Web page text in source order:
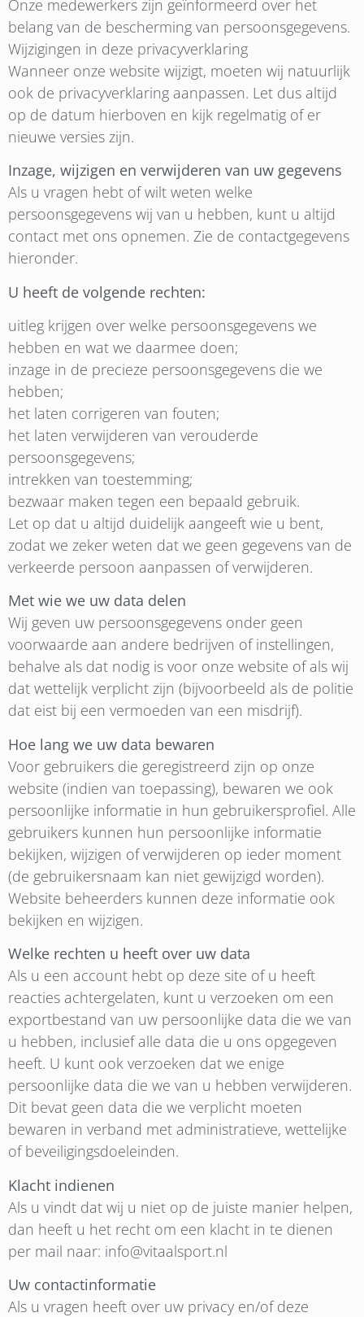
Onze medewerkers zijn geïnformeerd over het
belang van de bescherming van persoonsgegevens.
Wijzigingen in deze privacyverklaring
Wanneer onze website wijzigt, moeten wij natuurlijk
ook de privacyverklaring aanpassen. Let dus altijd
op de datum hierboven en kijk regelmatig of er
nieuwe versies zijn.
Inzage, wijzigen en verwijderen van uw gegevens
Als u vragen hebt of wilt weten welke
persoonsgegevens wij van u hebben, kunt u altijd
contact met ons opnemen. Zie de contactgegevens
hieronder.
U heeft de volgende rechten:
uitleg krijgen over welke persoonsgegevens we
hebben en wat we daarmee doen;
inzage in de precieze persoonsgegevens die we
hebben;
het laten corrigeren van fouten;
het laten verwijderen van verouderde
persoonsgegevens;
intrekken van toestemming;
bezwaar maken tegen een bepaald gebruik.
Let op dat u altijd duidelijk aangeeft wie u bent,
zodat we zeker weten dat we geen gegevens van de
verkeerde persoon aanpassen of verwijderen.
Met wie we uw data delen
Wij geven uw persoonsgegevens onder geen
voorwaarde aan andere bedrijven of instellingen,
behalve als dat nodig is voor onze website of als wij
dat wettelijk verplicht zijn (bijvoorbeeld als de politie
dat eist bij een vermoeden van een misdrijf).
Hoe lang we uw data bewaren
Voor gebruikers die geregistreerd zijn op onze
website (indien van toepassing), bewaren we ook
persoonlijke informatie in hun gebruikersprofiel. Alle
gebruikers kunnen hun persoonlijke informatie
bekijken, wijzigen of verwijderen op ieder moment
(de gebruikersnaam kan niet gewijzigd worden).
Website beheerders kunnen deze informatie ook
bekijken en wijzigen.
Welke rechten u heeft over uw data
Als u een account hebt op deze site of u heeft
reacties achtergelaten, kunt u verzoeken om een
exportbestand van uw persoonlijke data die we van
u hebben, inclusief alle data die u ons opgegeven
heeft. U kunt ook verzoeken dat we enige
persoonlijke data die we van u hebben verwijderen.
Dit bevat geen data die we verplicht moeten
bewaren in verband met administratieve, wettelijke
of beveiligingsdoeleinden.
Klacht indienen
Als u vindt dat wij u niet op de juiste manier helpen,
dan heeft u het recht om een klacht in te dienen
per mail naar: info@vitaalsport.nl
Uw contactinformatie
Als u vragen heeft over uw privacy en/of deze